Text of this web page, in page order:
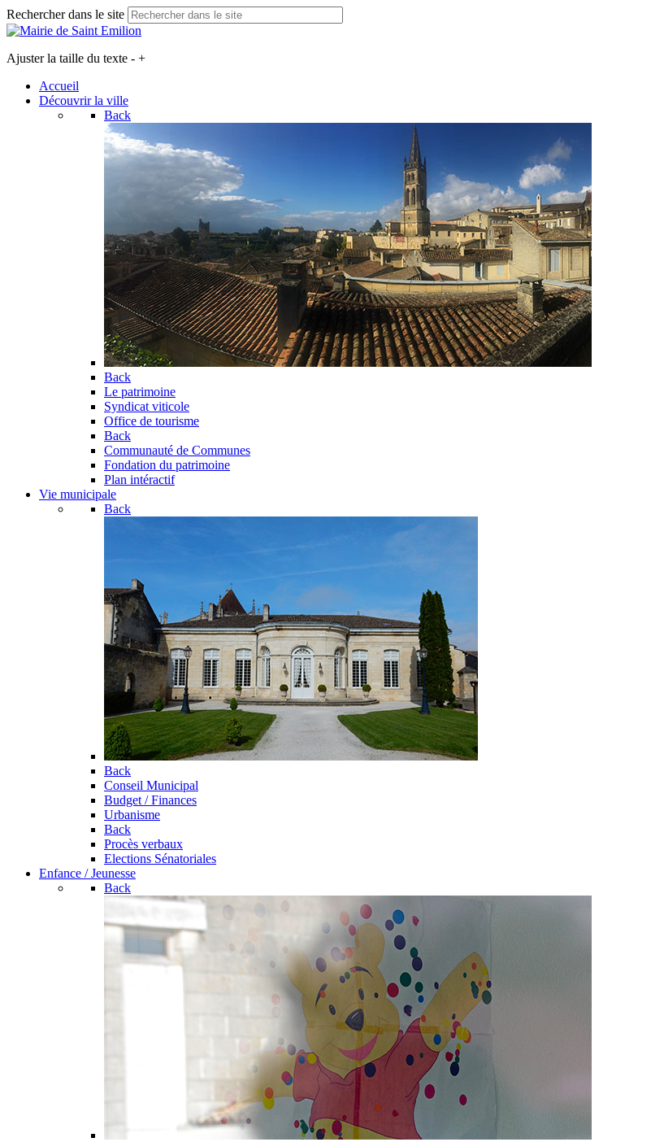
Rechercher dans le site
Ajuster la taille du texte - +
Accueil
Découvrir la ville
Back
Back
Le patrimoine
Syndicat viticole
Office de tourisme
Back
Communauté de Communes
Fondation du patrimoine
Plan intéractif
Vie municipale
Back
Back
Conseil Municipal
Budget / Finances
Urbanisme
Back
Procès verbaux
Elections Sénatoriales
Enfance / Jeunesse
Back